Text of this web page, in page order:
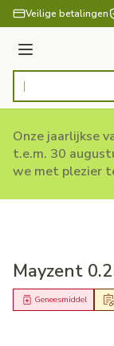
Ga naar de inhoud
Veilige betalingen
Menu
Product, merk,
Onze jaarlijkse
t.e.m. 30
we met plezier
Mayzent
Geneesmiddel